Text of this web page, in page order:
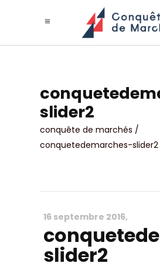
slider2
conquête de marchés /
conquetedemarches-slider2
16 septembre 2016
slider2